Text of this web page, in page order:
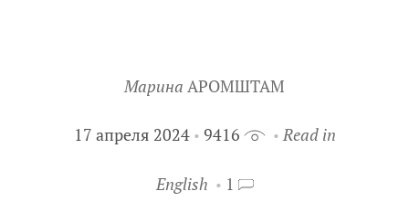
Марина АРОМШТАМ
17 апреля 2024 9416 Read in
English 1